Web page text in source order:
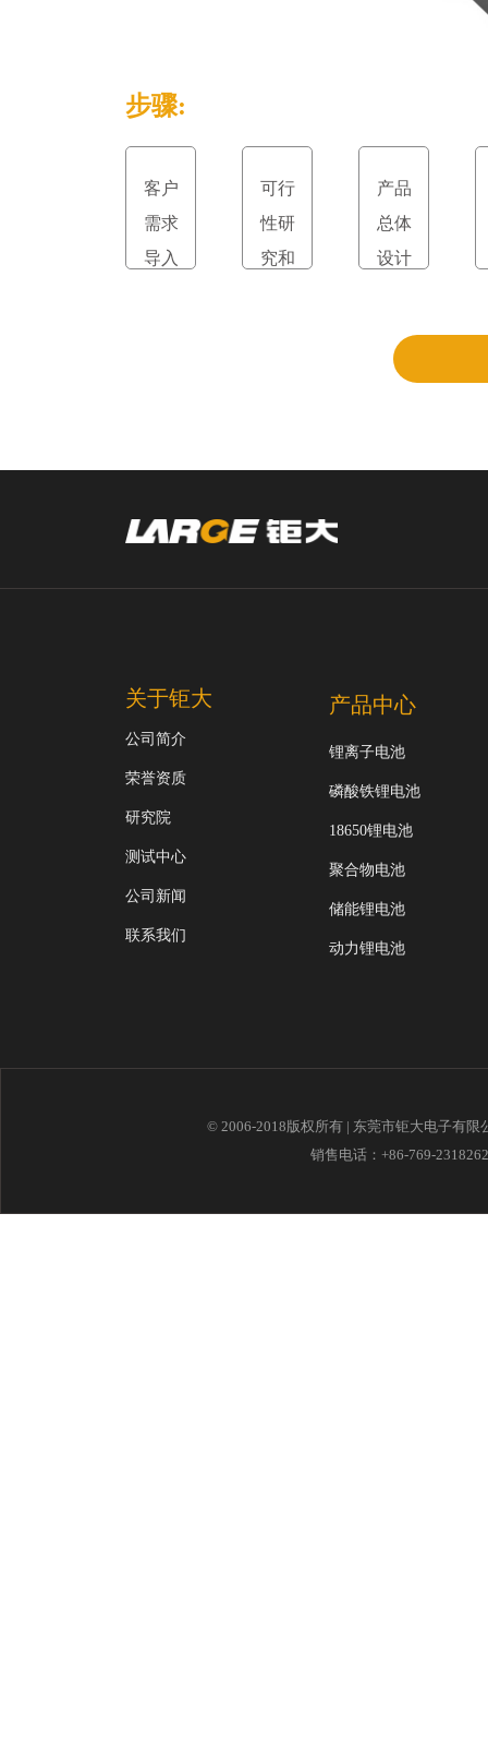
步骤:
客户
需求
导入
可行
性研
究和
产品
总体
设计
关于钜大
公司简介
荣誉资质
研究院
测试中心
公司新闻
联系我们
产品中心
锂离子电池
磷酸铁锂电池
18650锂电池
聚合物电池
储能锂电池
动力锂电池
© 2006-2018版权所有 | 东莞市钜大电子有
销售电话：+86-769-